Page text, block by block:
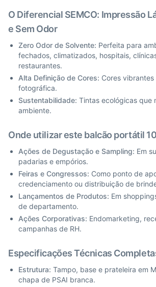
O Diferencial SEMCO: Impressão
e Sem Odor
Zero Odor de Solvente: Perfeita para
fechados, climatizados, hospitais,
restaurantes.
Alta Definição de Cores: Cores
fotográfica.
Sustentabilidade: Tintas ecológicas que
ambiente.
Onde utilizar este balcão portátil
Ações de Degustação e Sampling: Em
padarias e empórios.
Feiras e Congressos: Como ponto de
credenciamento ou distribuição de
Lançamentos de Produtos: Em
de departamento.
Ações Corporativas: Endomarketing,
campanhas de RH.
Especificações Técnicas
Estrutura: Tampo, base e prateleira em
chapa de PSAI branca.